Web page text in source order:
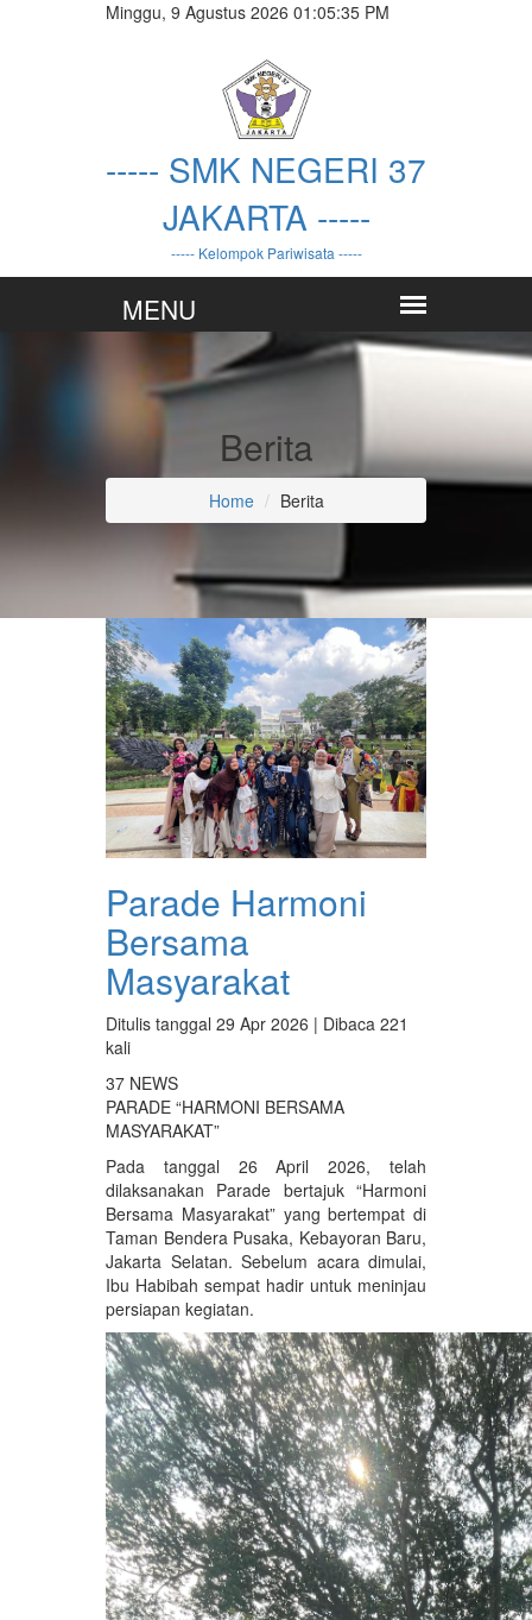
Minggu, 9 Agustus 2026 01:05:36 PM
----- SMK NEGERI 37
JAKARTA -----
----- Kelompok Pariwisata -----
Berita
Home Berita
Parade Harmoni
Bersama
Masyarakat
Ditulis tanggal 29 Apr 2026 | Dibaca 221
kali
37 NEWS
PARADE “HARMONI BERSAMA
MASYARAKAT”
Pada tanggal 26 April 2026, telah
dilaksanakan Parade bertajuk “Harmoni
Bersama Masyarakat” yang bertempat di
Taman Bendera Pusaka, Kebayoran Baru,
Jakarta Selatan. Sebelum acara dimulai,
Ibu Habibah sempat hadir untuk meninjau
persiapan kegiatan.